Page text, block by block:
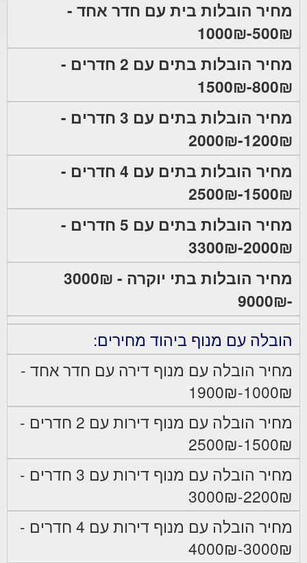
מחיר הובלות בית עם חדר אחד -
500₪-1000₪
מחיר הובלות בתים עם 2 חדרים -
800₪-1500₪
מחיר הובלות בתים עם 3 חדרים -
1200₪-2000₪
מחיר הובלות בתים עם 4 חדרים -
1500₪-2500₪
מחיר הובלות בתים עם 5 חדרים -
2000₪-3300₪
מחיר הובלות בתי יוקרה - 3000₪
-9000₪
הובלה עם מנוף ביהוד מחירים:
מחיר הובלה עם מנוף דירה עם חדר אחד -
1000₪-1900₪
מחיר הובלה עם מנוף דירות עם 2 חדרים -
1500₪-2500₪
מחיר הובלה עם מנוף דירות עם 3 חדרים -
2200₪-3000₪
מחיר הובלה עם מנוף דירות עם 4 חדרים -
3000₪-4000₪